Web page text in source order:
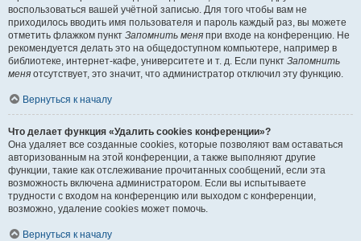
воспользоваться вашей учётной записью. Для того чтобы вам не
приходилось вводить имя пользователя и пароль каждый раз, вы можете
отметить флажком пункт Запомнить меня при входе на конференцию. Не
рекомендуется делать это на общедоступном компьютере, например в
библиотеке, интернет-кафе, университете и т. д. Если пункт Запомнить
меня отсутствует, это значит, что администратор отключил эту функцию.
Вернуться к началу
Что делает функция «Удалить cookies конференции»?
Она удаляет все созданные cookies, которые позволяют вам оставаться
авторизованным на этой конференции, а также выполняют другие
функции, такие как отслеживание прочитанных сообщений, если эта
возможность включена администратором. Если вы испытываете
трудности с входом на конференцию или выходом с конференции,
возможно, удаление cookies может помочь.
Вернуться к началу